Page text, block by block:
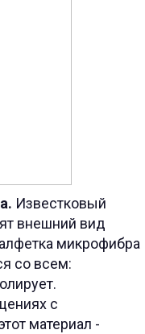
Известковый
внешний вид
микрофибра
со всем:
с
материал -